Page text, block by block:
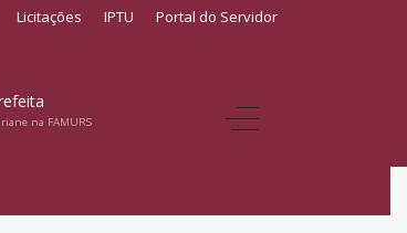
Licitações IPTU Portal do Servidor
na FAMURS